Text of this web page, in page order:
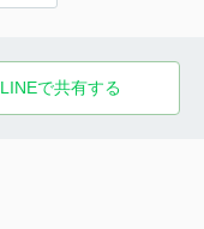
LINEで共有する